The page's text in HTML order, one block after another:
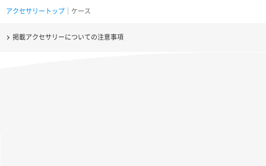
アクセサリートップ ｜ケース
掲載アクセサリーについての注意事項